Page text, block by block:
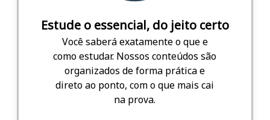
Estude o essencial, do jeito certo
Você saberá exatamente o que e
como estudar. Nossos conteúdos são
organizados de forma prática e
direto ao ponto, com o que mais cai
na prova.